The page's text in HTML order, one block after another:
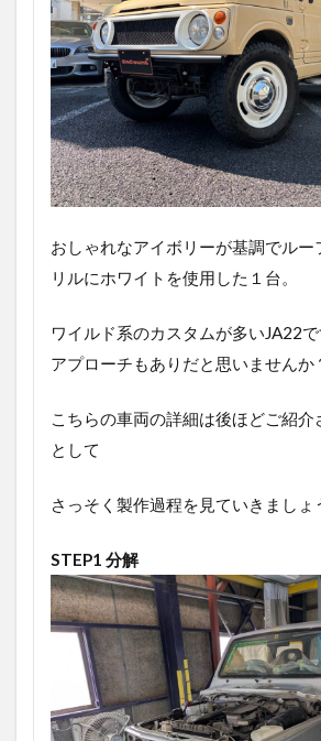
おしゃれなアイボリーが基調でルー
リルにホワイトを使用した１台。
ワイルド系のカスタムが多いJA22
アプローチもありだと思いませんか
こちらの車両の詳細は後ほどご紹介
として
さっそく製作過程を見ていきましょ
STEP1 分解